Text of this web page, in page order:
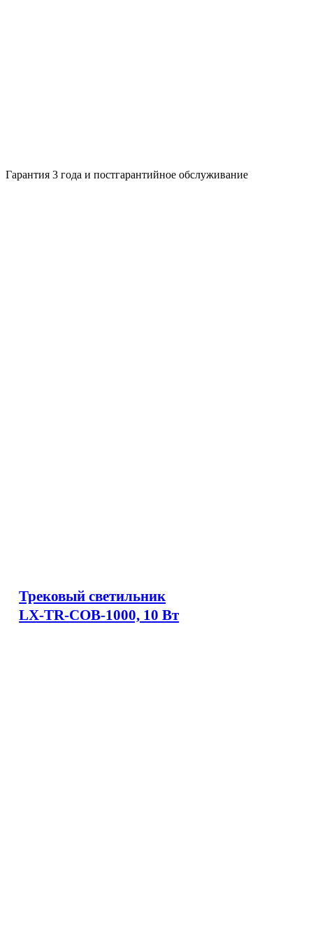
Гарантия 3 года и постгарантийное обслуживание
Трековый светильник
LX-TR-COB-1000, 10 Вт